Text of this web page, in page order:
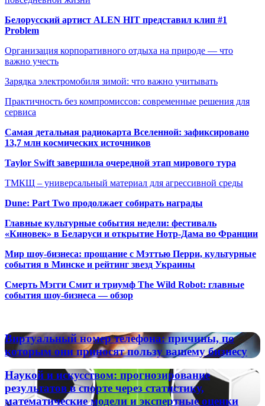
Белорусский артист ALEN HIT представил клип #1
Problem
Организация корпоративного отдыха на природе — что
важно учесть
Зарядка электромобиля зимой: что важно учитывать
Практичность без компромиссов: современные решения для
сервиса
Самая детальная радиокарта Вселенной: зафиксировано
13,7 млн космических источников
Taylor Swift завершила очередной этап мирового тура
ТМКЩ – универсальный материал для агрессивной среды
Dune: Part Two продолжает собирать награды
Главные культурные события недели: фестиваль
«Киновек» в Беларуси и открытие Нотр-Дама во Франции
Мир шоу-бизнеса: прощание с Мэттью Перри, культурные
события в Минске и рейтинг звезд Украины
Смерть Мэгги Смит и триумф The Wild Robot: главные
события шоу-бизнеса — обзор
Виртуальный
номер
телефона:
причины,
по
которым
они
Виртуальный номер телефона: причины, по
которым они приносят пользу вашему бизнесу
Наукой
и
искусством:
Наукой и искусством: прогнозирование
результатов в спорте через статистику,
математические модели и экспертные оценки